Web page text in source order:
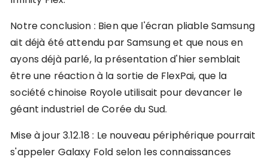
Notre conclusion : Bien que l'écran pliable Samsung
ait déjà été attendu par Samsung et que nous en
ayons déjà parlé, la présentation d'hier semblait
être une réaction à la sortie de FlexPai, que la
société chinoise Royole utilisait pour devancer le
géant industriel de Corée du Sud.
Mise à jour 3.12.18 : Le nouveau périphérique pourrait
s'appeler Galaxy Fold selon les connaissances